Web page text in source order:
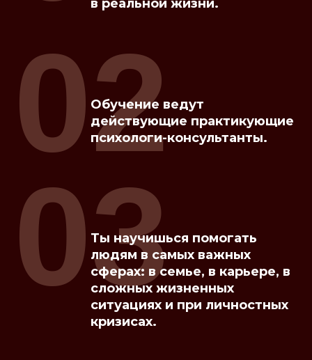
в реальной жизни.
Обучение ведут
действующие практикующие
психологи-консультанты.
02
Ты научишься помогать
людям в самых важных
сферах: в семье, в карьере, в
сложных жизненных
ситуациях и при личностных
кризисах.
03